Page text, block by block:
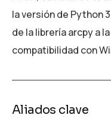
la versión de Python
de la librería arcpy a
compatibilidad con
Aliados clave